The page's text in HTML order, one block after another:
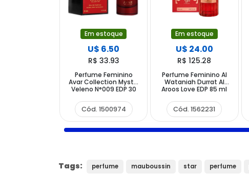
Em estoque
U$ 6.50
R$ 33.93
Perfume Feminino
Avar Collection Mystic
Veleno N°009 EDP 30
Cód. 1500974
Em estoque
U$ 24.00
R$ 125.28
Perfume Feminino Al
Wataniah Durrat Al
Aroos Love EDP 85 ml
Cód. 1562231
Tags: perfume mauboussin star perfume